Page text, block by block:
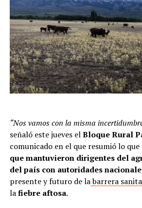
“Nos vamos con la misma
señaló este jueves elBloque Rural
comunicado en el que resumió lo que
que mantuvieron dirigentes del
del país con autoridades
presente y futuro de labarrera
lafiebre aftosa.